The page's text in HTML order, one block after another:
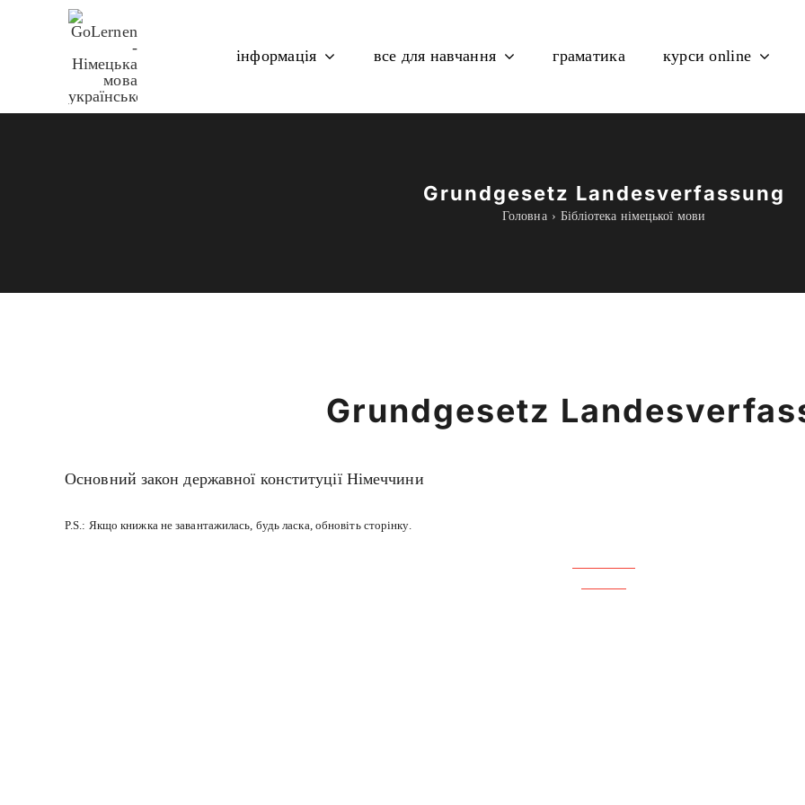
інформація все для навчання граматика курси online
Grundgesetz Landesverfassung
Головна Бібліотека німецької мови
Grundgesetz
Основний закон державної конституції Німеччини
P.S.: Якщо книжка не завантажилась, будь ласка, обновіть сторінку.